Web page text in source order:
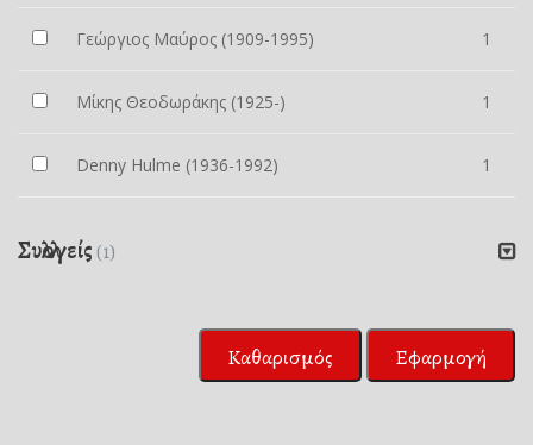
Γεώργιος Μαύρος (1909-1995) 1
Μίκης Θεοδωράκης (1925-) 1
Denny Hulme (1936-1992) 1
Συλλογείς (1)
Καθαρισμός Εφαρμογή